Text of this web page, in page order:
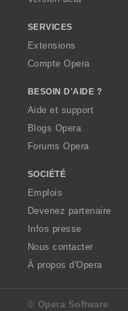
SERVICES
Extensions
Compte Opera
BESOIN D'AIDE ?
Aide et support
Blogs Opera
Forums Opera
SOCIÉTÉ
Emplois
Devenez partenaire
Infos presse
Nous contacter
À propos d'Opera
© Opera Software